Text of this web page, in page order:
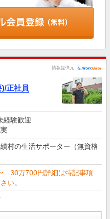
情報提供元
正社員
経験歓迎
績村の生活サポーター（無資格
万700円詳細は特記事項
い。